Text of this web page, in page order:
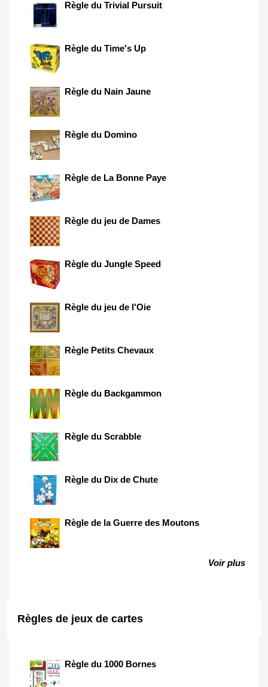
Règle du Trivial Pursuit
Règle du Time's Up
Règle du Nain Jaune
Règle du Domino
Règle de La Bonne Paye
Règle du jeu de Dames
Règle du Jungle Speed
Règle du jeu de l'Oie
Règle Petits Chevaux
Règle du Backgammon
Règle du Scrabble
Règle du Dix de Chute
Règle de la Guerre des Moutons
Voir plus
Règles de jeux de cartes
Règle du 1000 Bornes